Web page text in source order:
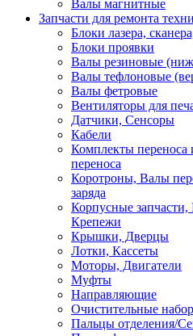
Валы магнитные
Запчасти для ремонта
Блоки лазера,
Блоки проявки
Валы резиновые
Валы тефлоновые
Валы фетровые
Вентиляторы для
Датчики, Сенсоры
Кабели
Комплекты
переноса
Коротроны, Валы
заряда
Корпусные
Крепежи
Крышки, Дверцы
Лотки, Кассеты
Моторы, Двигатели
Муфты
Направляющие
Очистительные
Пальцы отделения/